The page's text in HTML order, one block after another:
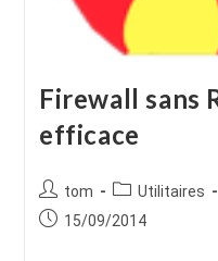
Firewall sans
efficace
Auteur/autrice
de
tom
Post
category:
Utilitaires
Publication
15/09/2014